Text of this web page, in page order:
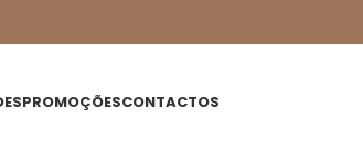
PROMOÇÕESCONTACTOS